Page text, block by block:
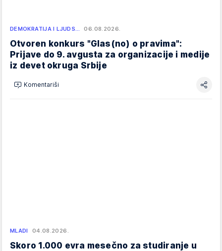
DEMOKRATIJA I LJUDS… 06.08.2026.
Otvoren konkurs "Glas(no) o pravima":
Prijave do 9. avgusta za organizacije i medije
iz devet okruga Srbije
Komentariši
MLADI 04.08.2026.
Skoro 1.000 evra mesečno za studiranje u